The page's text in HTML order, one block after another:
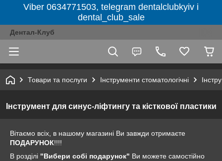
Viber 0634771503, telegram dentalclubkyiv і
dental_club_sale
Дентал-Клуб
Товари та послуги Інструменти стоматологічні
Інструмент для синус-ліфтингу та кісткової пластики
Вітаємо всіх, в нашому магазині Ви завжди отримаєте
ПОДАРУНОК!!!!
В розділі "Вибери собі подарунок" Ви можете самостійно